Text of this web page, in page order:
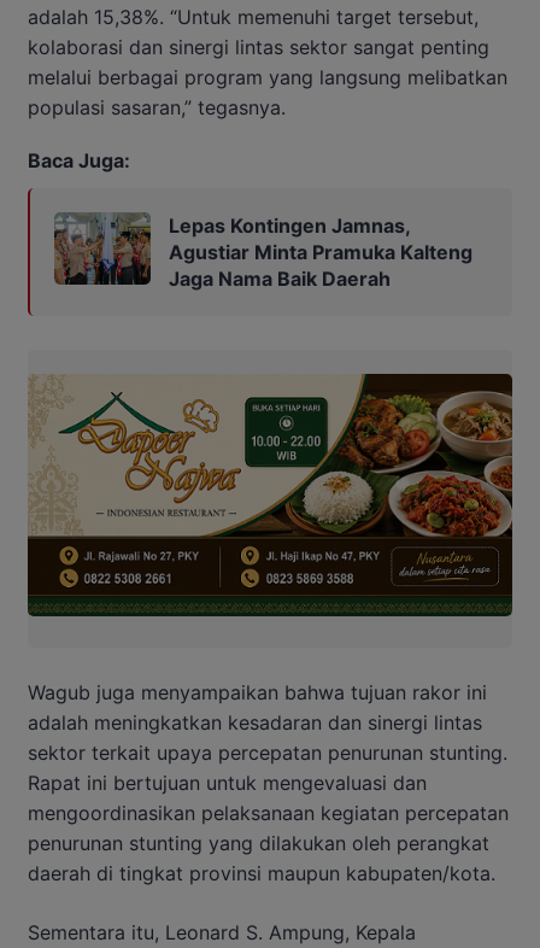
adalah 15,38%. “Untuk memenuhi target tersebut,
kolaborasi dan sinergi lintas sektor sangat penting
melalui berbagai program yang langsung melibatkan
populasi sasaran,” tegasnya.
Baca Juga:
Lepas Kontingen Jamnas,
Agustiar Minta Pramuka Kalteng
Jaga Nama Baik Daerah
Wagub juga menyampaikan bahwa tujuan rakor ini
adalah meningkatkan kesadaran dan sinergi lintas
sektor terkait upaya percepatan penurunan stunting.
Rapat ini bertujuan untuk mengevaluasi dan
mengoordinasikan pelaksanaan kegiatan percepatan
penurunan stunting yang dilakukan oleh perangkat
daerah di tingkat provinsi maupun kabupaten/kota.
Sementara itu, Leonard S. Ampung, Kepala